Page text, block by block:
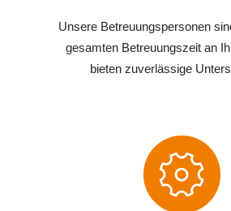
Unsere Betreuungspersonen
gesamten Betreuungszeit an
bieten zuverlässige